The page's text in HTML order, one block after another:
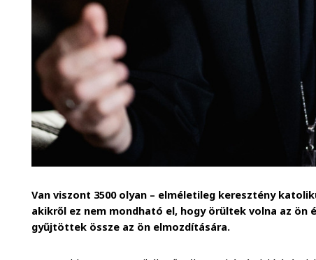
Van viszont 3500 olyan – elméletileg keresztény
akikről ez nem mondható el, hogy örültek volna az ön
gyűjtöttek össze az ön elmozdítására.